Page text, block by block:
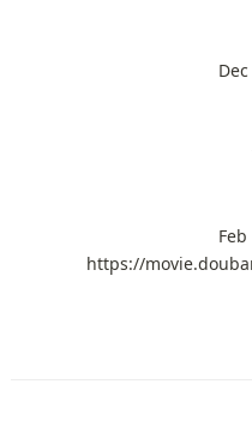
Feb
https://